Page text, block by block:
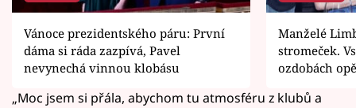
Vánoce prezidentského páru: První
dáma si ráda zazpívá, Pavel
nevynechá vinnou klobásu
Manželé
stromeček.
ozdobách
„Moc jsem si přála, abychom tu atmosféru z klubů a